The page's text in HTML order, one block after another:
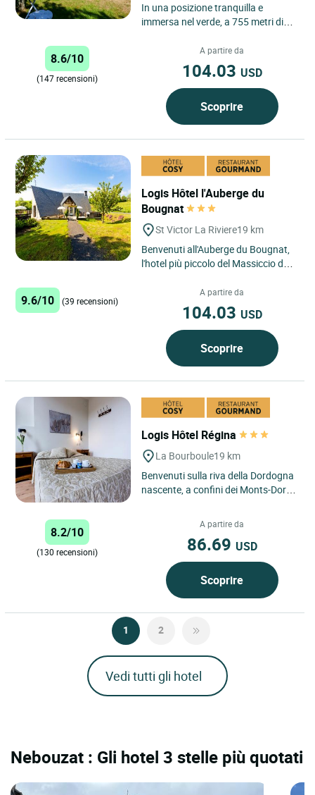
In una posizione tranquilla e
immersa nel verde, a 755 metri di
Ferrand o dal Puy de...
8.6/10
(147 recensioni)
A partire da
104.03 USD
Scoprire
Logis Hôtel l'Auberge du
Bougnat
St Victor La Riviere19 km
Benvenuti all'Auberge du Bougnat,
l'hotel più piccolo del Massiccio del
situato a 5 minuti...
9.6/10 (39 recensioni)
A partire da
104.03 USD
Scoprire
Logis Hôtel Régina
La Bourboule19 km
Benvenuti sulla riva della Dordogna
nascente, a confini dei Monts-Dore,
8.2/10
(130 recensioni)
A partire da
86.69 USD
Scoprire
1 2
Vedi tutti gli hotel
Nebouzat : Gli hotel 3 stelle più quotati